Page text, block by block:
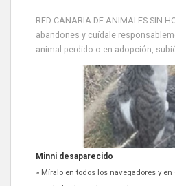
RED CANARIA DE ANIMALES SIN
abandones y cuídale
animal perdido o en adopción,
Minni desaparecido
» Míralo en todos los navegadores y en